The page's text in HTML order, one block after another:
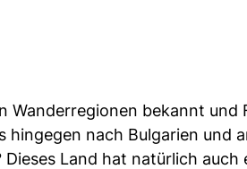
Wanderregionen bekannt
hingegen nach Bulgarien und
Land hat natürlich